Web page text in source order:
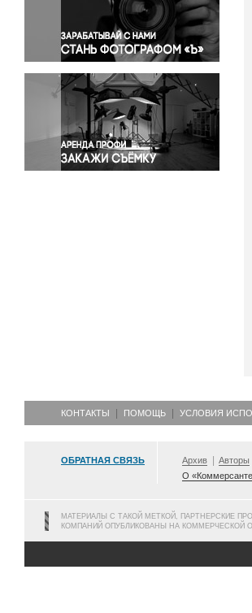
Правосудие
Происшествия и конфликты
Религия
Светская жизнь
Спорт
Экология
Экономика и бизнес
КОНТАКТЫ ПОМОЩЬ УСЛОВИЯ
ОБРАТНАЯ СВЯЗЬ Архив Авторы
О
МАТЕРИАЛЫ С ТАКОЙ МЕТКОЙ, ПАРТНЕРСКИЕ
КОМПАНИЙ ОПУБЛИКОВАНЫ НА КОММЕРЧЕСКОЙ